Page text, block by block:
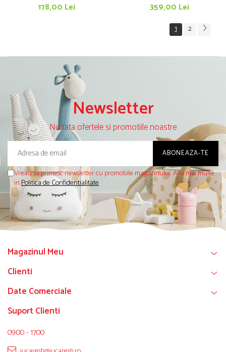
178,00 Lei
359,00 Lei
1 2
Newsletter
Nu rata ofertele si promotiile noastre
Vreau sa primesc newsletter cu promotiile magazinului. Afla mai multe
inPolitica de Confidentialitate
Magazinul Meu
Clienti
Date Comerciale
Suport Clienti
09:00 - 17:00